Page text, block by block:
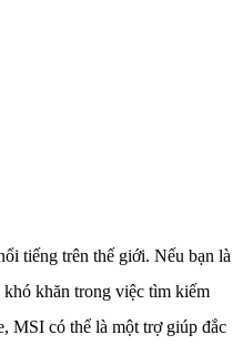
tiếng trên thế giới. Nếu bạn là
khó khăn trong việc tìm kiếm
MSI có thể là một trợ giúp đắc